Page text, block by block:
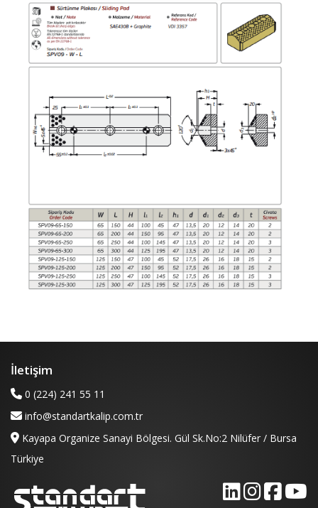
İletişim
0 (224) 241 55 11
info@standartkalip.com.tr
Kayapa Organize Sanayi Bölgesi. Gül Sk.No:2 Nilüfer / Bursa
Türkiye